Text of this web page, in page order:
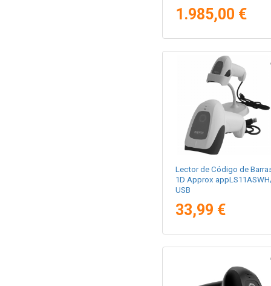
1.985,00 €
Lector de Código de
1D Approx
USB
33,99 €